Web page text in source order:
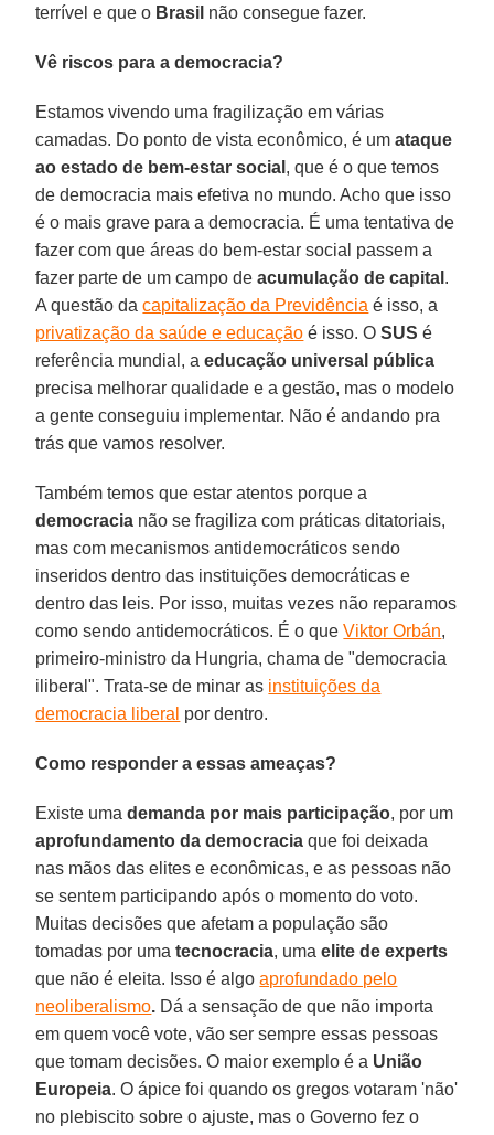
terrível e que o Brasil não consegue fazer.
Vê riscos para a democracia?
Estamos vivendo uma fragilização em várias
camadas. Do ponto de vista econômico, é umataque
ao estado de bem-estar social , que é o que temos
de democracia mais efetiva no mundo. Acho que isso
é o mais grave para a democracia. É uma tentativa de
fazer com que áreas do bem-estar social passem a
fazer parte de um campo deacumulação de capital .
A questão dacapitalização da Previdência é isso, a
privatização da saúde e educação é isso. OSUS é
referência mundial, aeducação universal pública
precisa melhorar qualidade e a gestão, mas o modelo
a gente conseguiu implementar. Não é andando pra
trás que vamos resolver.
Também temos que estar atentos porque a
democracia não se fragiliza com práticas ditatoriais,
mas com mecanismos antidemocráticos sendo
inseridos dentro das instituições democráticas e
dentro das leis. Por isso, muitas vezes não reparamos
como sendo antidemocráticos. É o queViktor Orbán,
primeiro-ministro da Hungria, chama de "democracia
iliberal". Trata-se de minar as instituições da
democracia liberal por dentro.
Como responder a essas ameaças?
Existe umademanda por mais participação, por um
aprofundamento da democracia que foi deixada
nas mãos das elites e econômicas, e as pessoas não
se sentem participando após o momento do voto.
Muitas decisões que afetam a população são
tomadas por umatecnocracia, umaelite de experts
que não é eleita. Isso é algoaprofundado pelo
neoliberalismo. Dá a sensação de que não importa
em quem você vote, vão ser sempre essas pessoas
que tomam decisões. O maior exemplo é a União
Europeia. O ápice foi quando os gregos votaram 'não'
no plebiscito sobre o ajuste, mas o Governo fez o